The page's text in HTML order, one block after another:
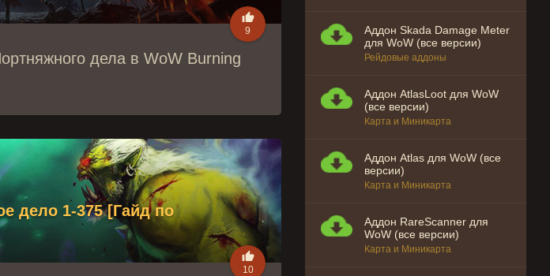

9
дела в WoW Burning
дело 1-375 [Гайд по

10
Аддон Skada Damage Meter
для WoW (все версии)
Рейдовые аддоны
Аддон AtlasLoot для WoW
(все версии)
Карта и Миникарта
Аддон Atlas для WoW (все
версии)
Карта и Миникарта
Аддон RareScanner для
WoW (все версии)
Карта и Миникарта